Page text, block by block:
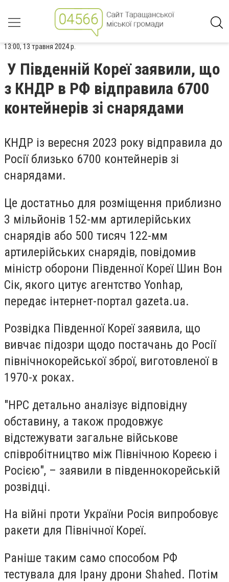
13:00, 13 травня 2024 р.
У Південній Кореї заявили, що
з КНДР в РФ відправила 6700
контейнерів зі снарядами
КНДР із вересня 2023 року відправила до
Росії близько 6700 контейнерів зі
снарядами.
Це достатньо для розміщення приблизно
3 мільйонів 152-мм артилерійських
снарядів або 500 тисяч 122-мм
артилерійських снарядів, повідомив
міністр оборони Південної Кореї Шин Вон
Сік, якого цитує агентство Yonhap,
передає інтернет-портал gazeta.ua.
Розвідка Південної Кореї заявила, що
вивчає підозри щодо постачань до Росії
північнокорейської зброї, виготовленої в
1970-х роках.
"НРС детально аналізує відповідну
обставину, а також продовжує
відстежувати загальне військове
співробітництво між Північною Кореєю і
Росією", – заявили в південнокорейській
розвідці.
На війні проти України Росія випробовує
ракети для Північної Кореї.
Раніше таким само способом РФ
тестувала для Ірану дрони Shahed. Потім